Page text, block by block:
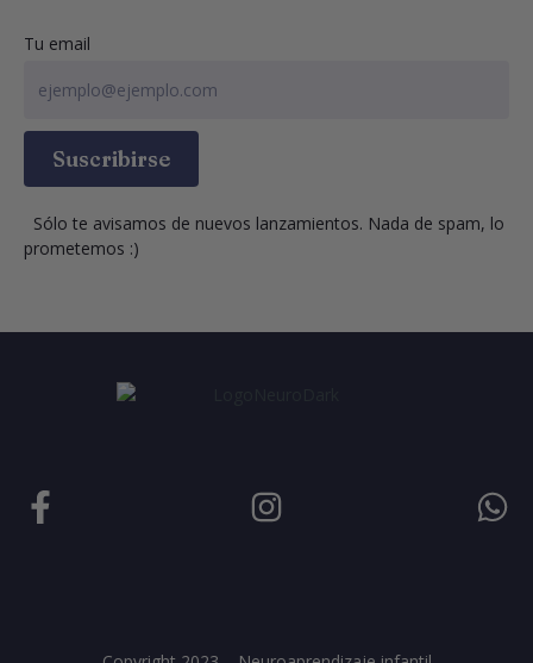
Tu email
Suscribirse
prometemos :)